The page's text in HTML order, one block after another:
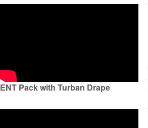
ENT Pack with Turban Drape